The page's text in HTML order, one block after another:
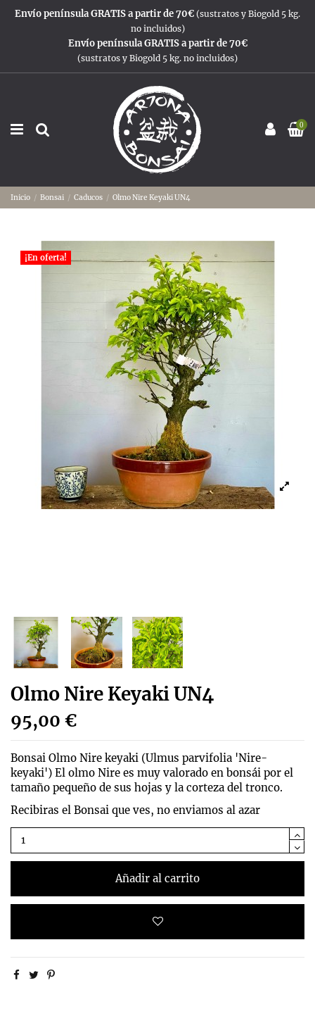
Envío península GRATIS a partir de 70€ (sustratos y Biogold 5 kg.
no incluidos)
Envío península GRATIS a partir de 70€
(sustratos y Biogold 5 kg. no incluidos)
0
Inicio Bonsai Caducos Olmo Nire Keyaki UN4
¡En oferta!
Olmo Nire Keyaki UN4
95,00 €
Bonsai Olmo Nire keyaki (Ulmus parvifolia 'Nire-
keyaki') El olmo Nire es muy valorado en bonsái por el
tamaño pequeño de sus hojas y la corteza del tronco.
Recibiras el Bonsai que ves, no enviamos al azar
Añadir al carrito